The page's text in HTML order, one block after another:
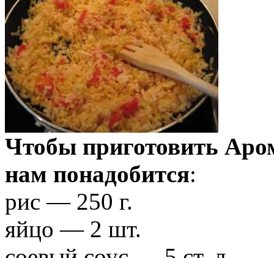
Чтобы приготовить
нам понадобится:
рис — 250 г.
яйцо — 2 шт.